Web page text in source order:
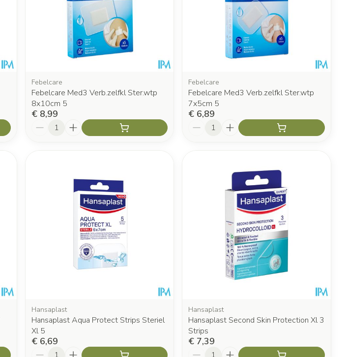
Febelcare
Febelcare Med3 Verb.zelfkl Ster.wtp
8x10cm 5
€ 8,99
Aantal
Febelcare
Febelcare Med3 Verb.zelfkl Ster.wtp
7x5cm 5
€ 6,89
Aantal
Hansaplast
Hansaplast Aqua Protect Strips Steriel
Xl 5
€ 6,69
Aantal
Hansaplast
Hansaplast Second Skin Protection Xl 3
Strips
€ 7,39
Aantal